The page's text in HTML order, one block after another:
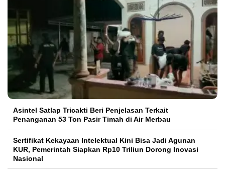
Asintel Satlap Tricakti Beri Penjelasan Terkait
Penanganan 53 Ton Pasir Timah di Air Merbau
Sertifikat Kekayaan Intelektual Kini Bisa Jadi Agunan
KUR, Pemerintah Siapkan Rp10 Triliun Dorong Inovasi
Nasional